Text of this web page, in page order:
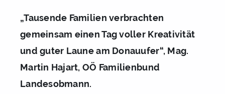
Presse & Print
Sponsoring
Jobs
Spenden
Gutscheine
„Tausende Familien verbrachten
gemeinsam einen Tag voller Kreativität
und guter Laune am Donauufer“, Mag.
Martin Hajart, OÖ Familienbund
Landesobmann.